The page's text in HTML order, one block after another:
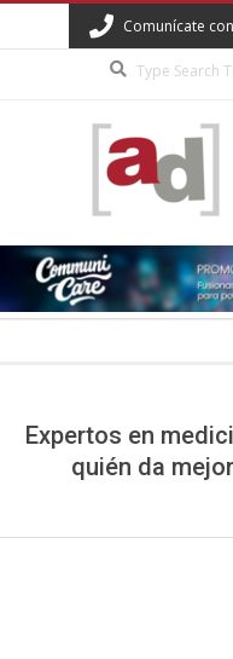
to
Comunícate
DIGITAL
Expertos en
quién da